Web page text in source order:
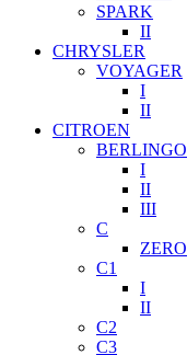
SPARK
II
CHRYSLER
VOYAGER
I
II
CITROEN
BERLINGO
I
II
III
C
ZERO
C1
I
II
C2
C3